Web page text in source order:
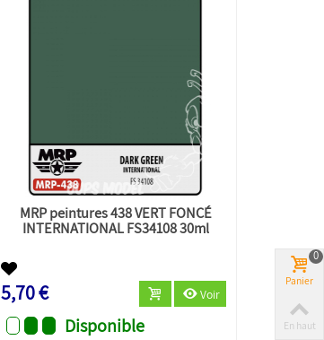
MRP peintures 438 VERT FONCÉ
INTERNATIONAL FS34108 30ml
5,70 € Voir
Disponible
Panier
0
En haut